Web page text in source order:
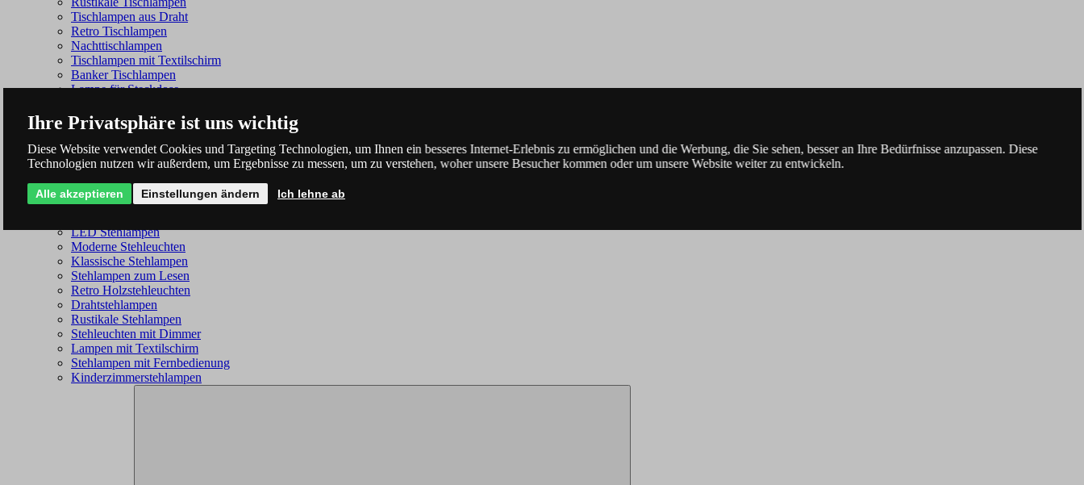
Tischlampen aus Draht
Retro Tischlampen
Nachttischlampen
Tischlampen mit Textilschirm
Banker Tischlampen
Lampe für Steckdose
LED Stehlampen
Moderne Stehleuchten
Klassische Stehlampen
Stehlampen zum Lesen
Retro Holzstehleuchten
Drahtstehlampen
Rustikale Stehlampen
Stehleuchten mit Dimmer
Lampen mit Textilschirm
Stehlampen mit Fernbedienung
Kinderzimmerstehlampen
Ihre Privatsphäre ist uns wichtig
Diese Website verwendet Cookies und Targeting Technologien, um Ihnen ein besseres Internet-Erlebnis zu ermöglichen und die Werbung, die Sie sehen, besser an Ihre Bedürfnisse anzupassen. Diese
Technologien nutzen wir außerdem, um Ergebnisse zu messen, um zu verstehen, woher unsere Besucher kommen oder um unsere Website weiter zu entwickeln.
Alle akzeptieren Einstellungen ändern Ich lehne ab